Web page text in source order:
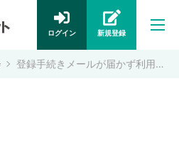
ログイン 新規登録
登録手続きメールが届かず利用開始ができません